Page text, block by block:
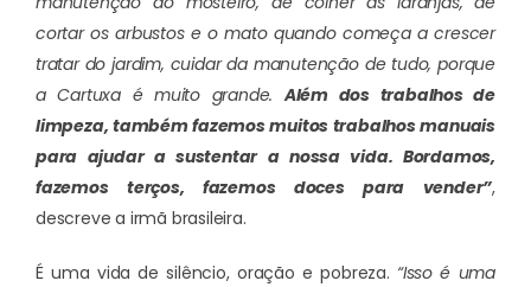
cortar os arbustos e o mato quando começa a crescer
tratar do jardim, cuidar da manutenção de tudo, porque
a Cartuxa é muito grande.Além dos trabalhos de
limpeza, também fazemos muitos trabalhos manuais
para ajudar a sustentar a nossa vida. Bordamos,
fazemos terços, fazemos doces para vender”,
descreve a irmã brasileira.
É uma vida de silêncio, oração e pobreza. “Isso é uma